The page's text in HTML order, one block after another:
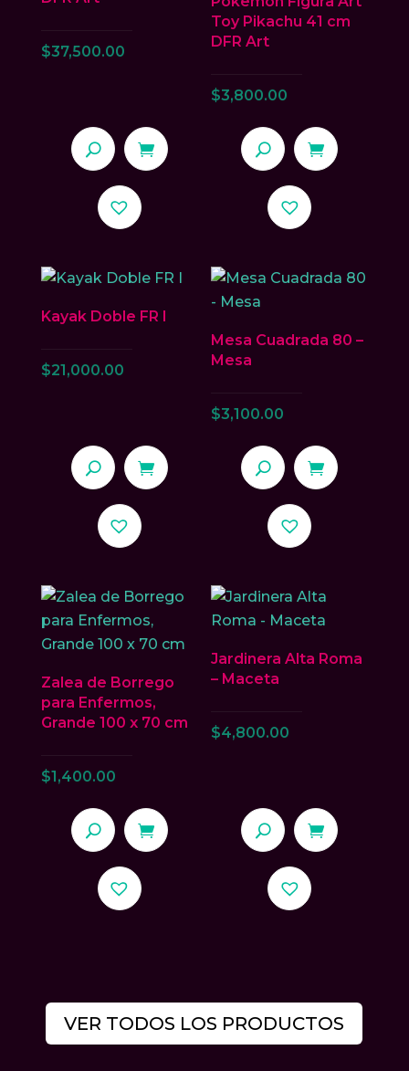
en
de
producto
$37,500.00
Toy Pikachu 41 cm
DFR Art
$3,800.00
Kayak Doble FR I
$21,000.00
Mesa Cuadrada 80 –
Mesa
$3,100.00
Zalea de Borrego
para Enfermos,
Grande 100 x 70 cm
$1,400.00
Jardinera Alta Roma
– Maceta
$4,800.00
VER TODOS LOS PRODUCTOS